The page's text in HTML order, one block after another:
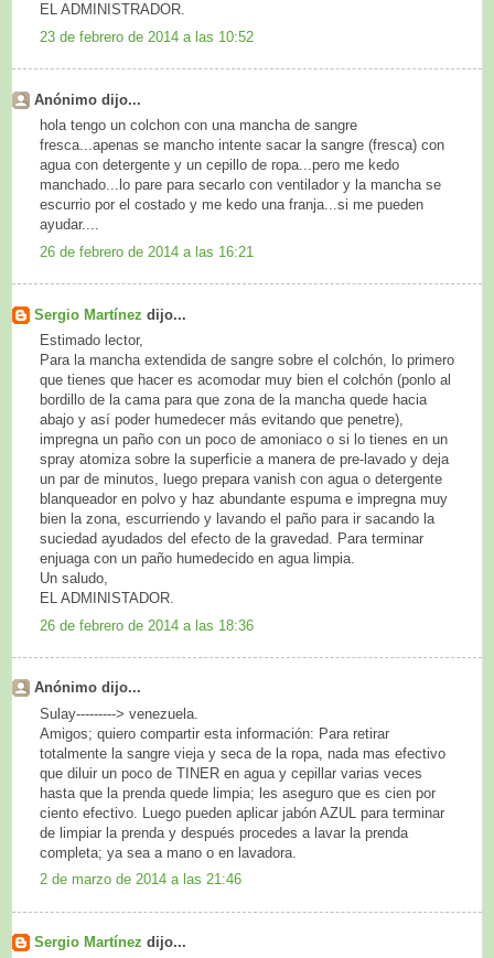
EL ADMINISTRADOR.
23 de febrero de 2014 a las 10:52
Anónimo dijo...
hola tengo un colchon con una mancha de sangre
fresca...apenas se mancho intente sacar la sangre (fresca) con
agua con detergente y un cepillo de ropa...pero me kedo
manchado...lo pare para secarlo con ventilador y la mancha se
escurrio por el costado y me kedo una franja...si me pueden
ayudar....
26 de febrero de 2014 a las 16:21
Sergio Martínez dijo...
Estimado lector,
Para la mancha extendida de sangre sobre el colchón, lo primero
que tienes que hacer es acomodar muy bien el colchón (ponlo al
bordillo de la cama para que zona de la mancha quede hacia
abajo y así poder humedecer más evitando que penetre),
impregna un paño con un poco de amoniaco o si lo tienes en un
spray atomiza sobre la superficie a manera de pre-lavado y deja
un par de minutos, luego prepara vanish con agua o detergente
blanqueador en polvo y haz abundante espuma e impregna muy
bien la zona, escurriendo y lavando el paño para ir sacando la
suciedad ayudados del efecto de la gravedad. Para terminar
enjuaga con un paño humedecido en agua limpia.
Un saludo,
EL ADMINISTADOR.
26 de febrero de 2014 a las 18:36
Anónimo dijo...
Sulay---------> venezuela.
Amigos; quiero compartir esta información: Para retirar
totalmente la sangre vieja y seca de la ropa, nada mas efectivo
que diluir un poco de TINER en agua y cepillar varias veces
hasta que la prenda quede limpia; les aseguro que es cien por
ciento efectivo. Luego pueden aplicar jabón AZUL para terminar
de limpiar la prenda y después procedes a lavar la prenda
completa; ya sea a mano o en lavadora.
2 de marzo de 2014 a las 21:46
Sergio Martínez dijo...